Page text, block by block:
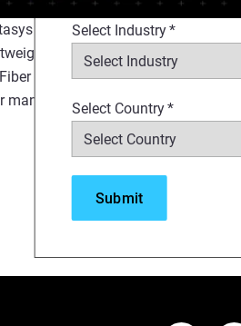
Select Industry*
Select Country*
F170, F270 and F370 printers. It
jigs, fixtures, tools,
optimizes operational efficiency
organizations, you